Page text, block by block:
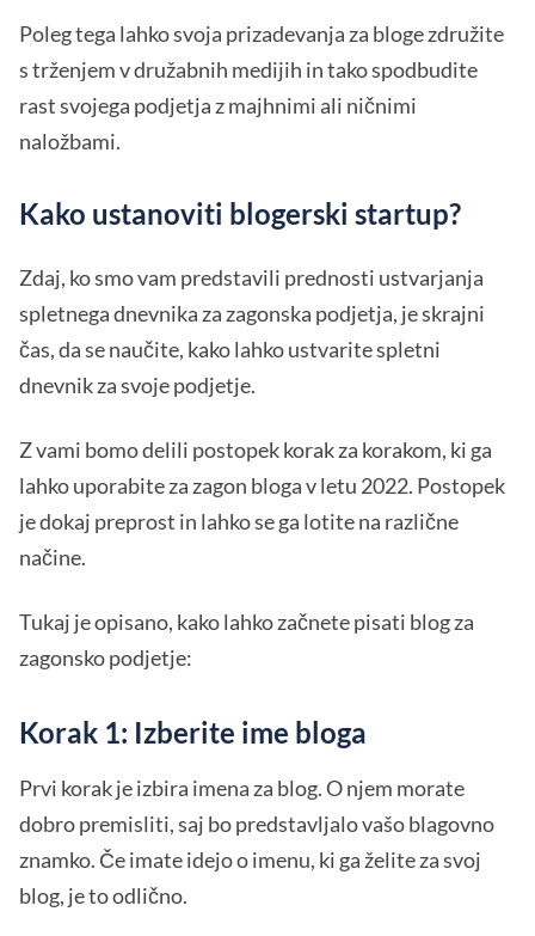
Poleg tega lahko svoja prizadevanja za bloge združite
s trženjem v družabnih medijih in tako spodbudite
rast svojega podjetja z majhnimi ali ničnimi
naložbami.
Kako ustanoviti blogerski startup?
Zdaj, ko smo vam predstavili prednosti ustvarjanja
spletnega dnevnika za zagonska podjetja, je skrajni
čas, da se naučite, kako lahko ustvarite spletni
dnevnik za svoje podjetje.
Z vami bomo delili postopek korak za korakom, ki ga
lahko uporabite za zagon bloga v letu 2022. Postopek
je dokaj preprost in lahko se ga lotite na različne
načine.
Tukaj je opisano, kako lahko začnete pisati blog za
zagonsko podjetje:
Korak 1: Izberite ime bloga
Prvi korak je izbira imena za blog. O njem morate
dobro premisliti, saj bo predstavljalo vašo blagovno
znamko. Če imate idejo o imenu, ki ga želite za svoj
blog, je to odlično.